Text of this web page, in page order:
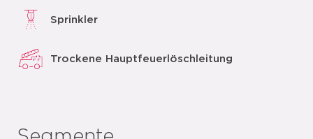
Sprinkler
Trockene Hauptfeuerlöschleitung